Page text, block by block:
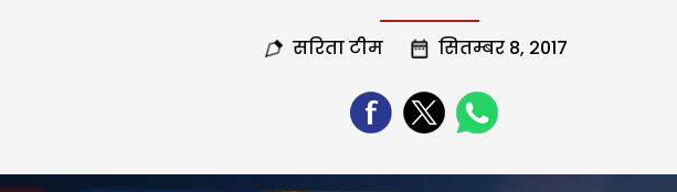
सरिता टीम सितम्बर 8, 2017